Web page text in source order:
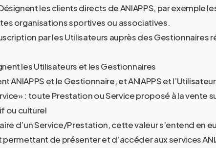
les clients directs de ANIAPPS, par
organisations sportives ou associatives.
par les Utilisateurs auprès des
les Utilisateurs et les Gestionnaires
ANIAPPS et le Gestionnaire, et ANIAPPS et
: toute Prestation ou Service proposé à la vente
ou culturel
d’un Service/Prestation, cette valeur s’entend en
permettant de présenter et d’accéder aux services